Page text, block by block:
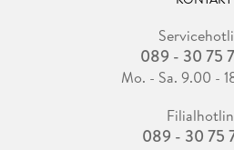
089 - 30 75
Mo. - Sa. 9.00 -
089 - 30 75